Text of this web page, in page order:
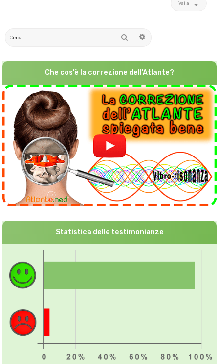
Vai a
Cerca
Che cos'è la correzione dell'Atlante?
Statistica delle testimonianze